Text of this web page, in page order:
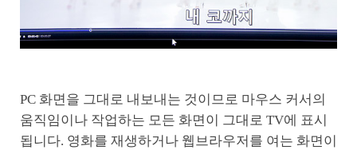
PC 화면을 그대로 내보내는 것이므로 마우스 커서의
움직임이나 작업하는 모든 화면이 그대로 TV에 표시
됩니다. 영화를 재생하거나 웹브라우저를 여는 화면이